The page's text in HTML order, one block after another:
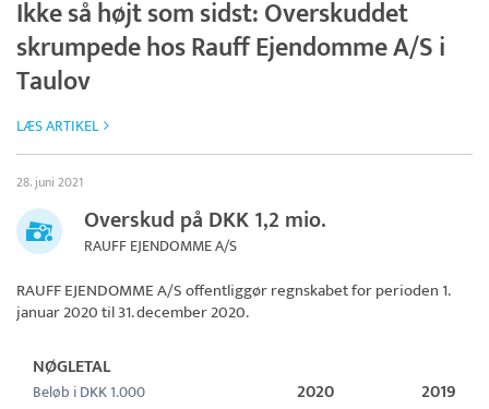
Ikke så højt som sidst: Overskuddet
skrumpede hos Rauff Ejendomme A/S i
Taulov
LÆS ARTIKEL
28. juni 2021
Overskud på DKK 1,2 mio.
RAUFF EJENDOMME A/S
RAUFF EJENDOMME A/Soffentliggør regnskabet for perioden 1.
januar 2020 til 31. december 2020.
NØGLETAL
Beløb i DKK 1.000 2020 2019